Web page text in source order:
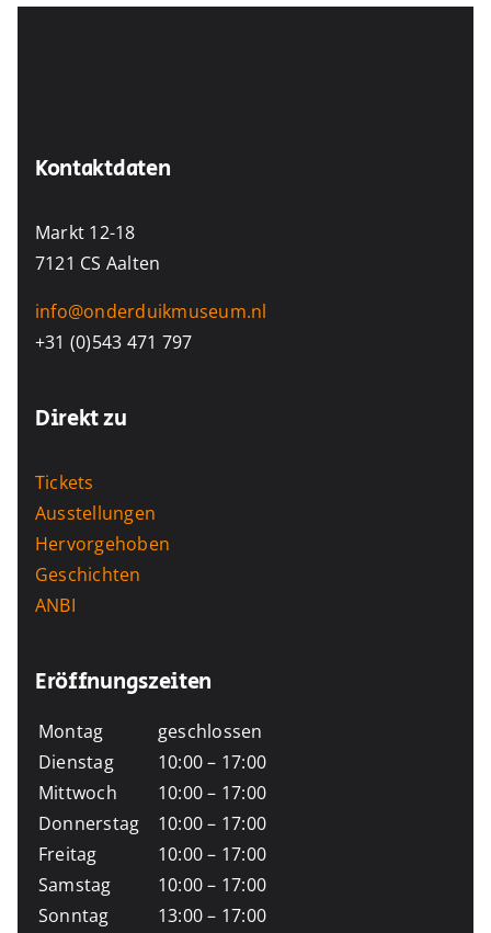
Kontaktdaten
Markt 12-18
7121 CS Aalten
info@onderduikmuseum.nl
+31 (0)543 471 797
Direkt zu
Tickets
Ausstellungen
Hervorgehoben
Geschichten
ANBI
Eröffnungszeiten
Montag
Dienstag
Mittwoch
Donnerstag
Freitag
Samstag
Sonntag
geschlossen
10:00 – 17:00
10:00 – 17:00
10:00 – 17:00
10:00 – 17:00
10:00 – 17:00
13:00 – 17:00